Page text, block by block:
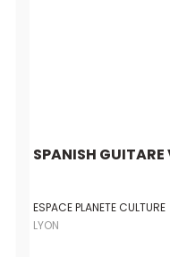
SPANISH GUITARE
ESPACE PLANETE CULTURE
LYON